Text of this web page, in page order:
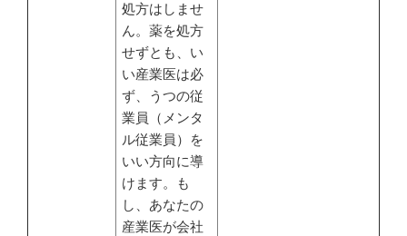
処方はしませ
ん。薬を処方
せずとも、い
い産業医は必
ず、うつの従
業員（メンタ
ル従業員）を
いい方向に導
けます。も
し、あなたの
産業医が会社